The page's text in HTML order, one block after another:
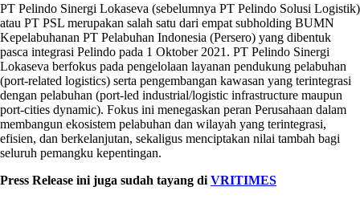
PT Pelindo Sinergi Lokaseva (sebelumnya PT Pelindo Solusi Logistik)
atau PT PSL merupakan salah satu dari empat subholding BUMN
Kepelabuhanan PT Pelabuhan Indonesia (Persero) yang dibentuk
pasca integrasi Pelindo pada 1 Oktober 2021. PT Pelindo Sinergi
Lokaseva berfokus pada pengelolaan layanan pendukung pelabuhan
(port-related logistics) serta pengembangan kawasan yang terintegrasi
dengan pelabuhan (port-led industrial/logistic infrastructure maupun
port-cities dynamic). Fokus ini menegaskan peran Perusahaan dalam
membangun ekosistem pelabuhan dan wilayah yang terintegrasi,
efisien, dan berkelanjutan, sekaligus menciptakan nilai tambah bagi
seluruh pemangku kepentingan.
Press Release ini juga sudah tayang di VRITIMES